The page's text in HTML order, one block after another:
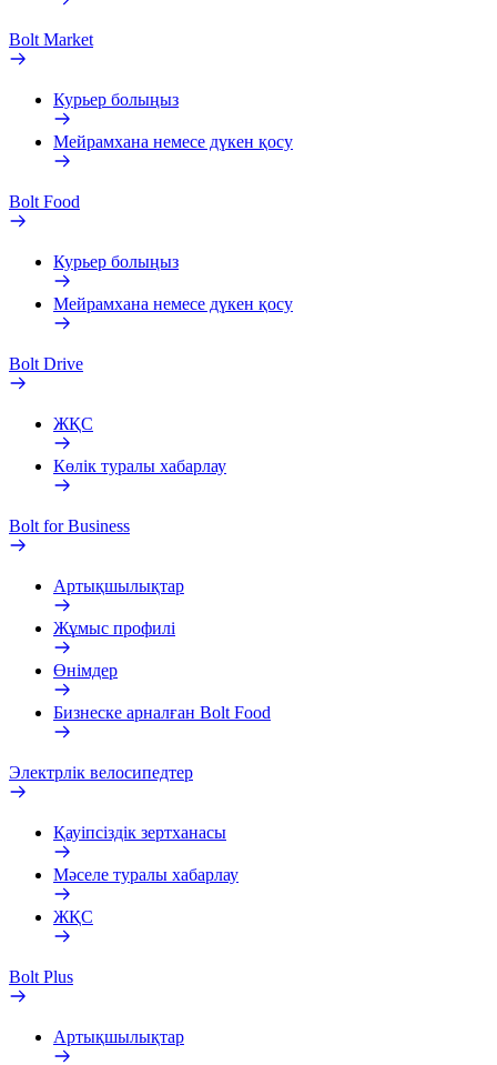
Bolt Market
Курьер болыңыз
Мейрамхана немесе дүкен қосу
Bolt Food
Курьер болыңыз
Мейрамхана немесе дүкен қосу
Bolt Drive
ЖҚС
Көлік туралы хабарлау
Bolt for Business
Артықшылықтар
Жұмыс профилі
Өнімдер
Бизнеске арналған Bolt Food
Электрлік велосипедтер
Қауіпсіздік зертханасы
Мәселе туралы хабарлау
ЖҚС
Bolt Plus
Артықшылықтар